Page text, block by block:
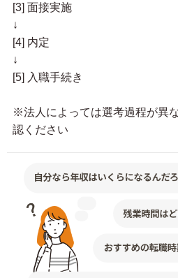
[3] 面接実施
↓
[4] 内定
↓
[5] 入職手続き
※法人によっては選考過程が異
認ください